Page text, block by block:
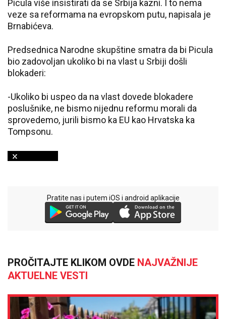
Picula više insistirati da se Srbija kazni. I to nema
veze sa reformama na evropskom putu, napisala je
Brnabićeva.
Predsednica Narodne skupštine smatra da bi Picula
bio zadovoljan ukoliko bi na vlast u Srbiji došli
blokaderi:
-Ukoliko bi uspeo da na vlast dovede blokadere
poslušnike, ne bismo nijednu reformu morali da
sprovedemo, jurili bismo ka EU kao Hrvatska ka
Tompsonu.
Pratite nas i putem iOS i android aplikacije
PROČITAJTE KLIKOM OVDE NAJVAŽNIJE
AKTUELNE VESTI